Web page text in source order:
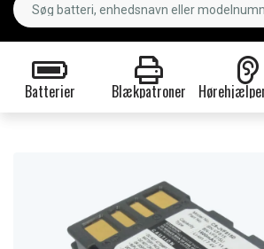
Batterier Blækpatroner